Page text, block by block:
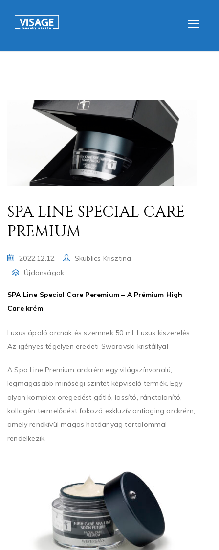
SPA LINE SPECIAL CARE
PREMIUM
2022.12.12.
Skublics Krisztina
Újdonságok
SPA Line Special Care Peremium – A Prémium High
Care krém
Luxus ápoló arcnak és szemnek 50 ml. Luxus kiszerelés:
Az igényes tégelyen eredeti Swarovski kristállyal
A Spa Line Premium arckrém egy világszínvonalú,
legmagasabb minőségi szintet képviselő termék. Egy
olyan komplex öregedést gátló, lassító, ránctalanító,
kollagén termelődést fokozó exkluzív antiaging arckrém,
amely rendkívül magas hatóanyag tartalommal
rendelkezik.